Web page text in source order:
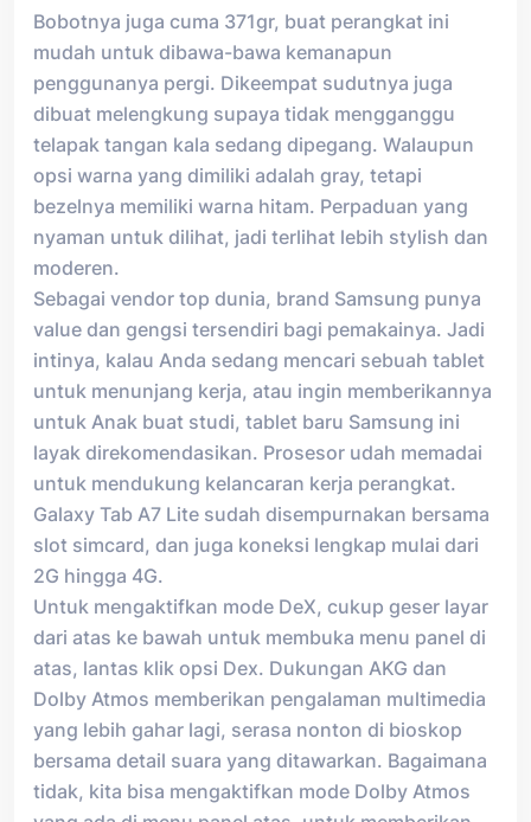
Bobotnya juga cuma 371gr, buat perangkat ini
mudah untuk dibawa-bawa kemanapun
penggunanya pergi. Dikeempat sudutnya juga
dibuat melengkung supaya tidak mengganggu
telapak tangan kala sedang dipegang. Walaupun
opsi warna yang dimiliki adalah gray, tetapi
bezelnya memiliki warna hitam. Perpaduan yang
nyaman untuk dilihat, jadi terlihat lebih stylish dan
moderen.
Sebagai vendor top dunia, brand Samsung punya
value dan gengsi tersendiri bagi pemakainya. Jadi
intinya, kalau Anda sedang mencari sebuah tablet
untuk menunjang kerja, atau ingin memberikannya
untuk Anak buat studi, tablet baru Samsung ini
layak direkomendasikan. Prosesor udah memadai
untuk mendukung kelancaran kerja perangkat.
Galaxy Tab A7 Lite sudah disempurnakan bersama
slot simcard, dan juga koneksi lengkap mulai dari
2G hingga 4G.
Untuk mengaktifkan mode DeX, cukup geser layar
dari atas ke bawah untuk membuka menu panel di
atas, lantas klik opsi Dex. Dukungan AKG dan
Dolby Atmos memberikan pengalaman multimedia
yang lebih gahar lagi, serasa nonton di bioskop
bersama detail suara yang ditawarkan. Bagaimana
tidak, kita bisa mengaktifkan mode Dolby Atmos